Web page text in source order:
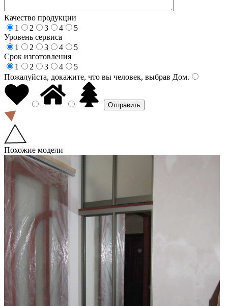
Качество продукции
1
2 3 4
5
Уровень сервиса
1
2 3 4
5
Срок изготовления
1
2 3 4
5
Пожалуйста, докажите, что вы человек, выбрав Дом.
Похожие модели